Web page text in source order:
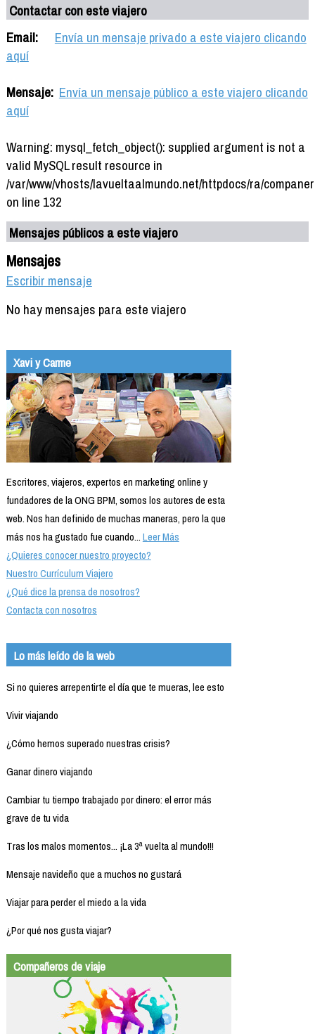
Contactar con este viajero
Email:
Envía un mensaje privado a este viajero clicando
aquí
Mensaje: Envía un mensaje público a este viajero clicando
aquí
Warning: mysql_fetch_object(): supplied argument is not a
valid MySQL result resource in
/var/www/vhosts/lavueltaalmundo.net/httpdocs/ra/
on line 132
Mensajes públicos a este viajero
Mensajes
Escribir mensaje
No hay mensajes para este viajero
Xavi y Carme
Escritores, viajeros, expertos en marketing online y
fundadores de la ONG BPM, somos los autores de esta
web. Nos han definido de muchas maneras, pero la que
más nos ha gustado fue cuando...Leer Más
¿Quieres conocer nuestro proyecto?
Nuestro Currículum Viajero
¿Qué dice la prensa de nosotros?
Contacta con nosotros
Lo más leído de la web
Si no quieres arrepentirte el día que te mueras, lee esto
Vivir viajando
¿Cómo hemos superado nuestras crisis?
Ganar dinero viajando
Cambiar tu tiempo trabajado por dinero: el error más
grave de tu vida
Tras los malos momentos... ¡La 3ª vuelta al mundo!!!
Mensaje navideño que a muchos no gustará
Viajar para perder el miedo a la vida
¿Por qué nos gusta viajar?
Compañeros de viaje